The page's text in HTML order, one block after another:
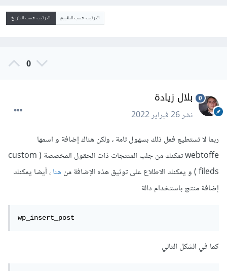
الترتيب حسب التقييم الترتيب حسب التاريخ
0
بلال زيادة
نشر26 فبراير 2022
ربما لا تستطيع فعل ذلك بسهول تامة ، ولكن هناك إضافة و اسمها
webtoffe تمكنك من جلب المنتجات ذات الحقول المخصصة ( custom
fileds ) و يمكنك الاطلاع على توثيق هذه الإضافة من
هنا، أيضا يمكنك
إضافة منتج باستخدام دالة
wp_insert_post
كما في الشكل التالي